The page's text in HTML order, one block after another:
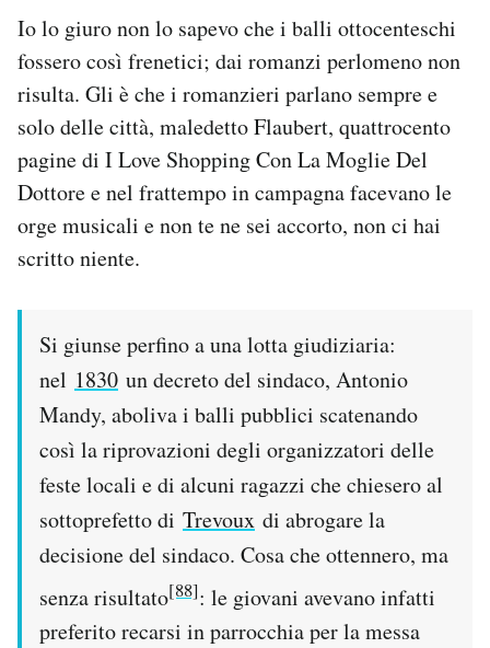
Io lo giuro non lo sapevo che i balli ottocenteschi
fossero così frenetici; dai romanzi perlomeno non
risulta. Gli è che i romanzieri parlano sempre e
solo delle città, maledetto Flaubert, quattrocento
pagine di I Love Shopping Con La Moglie Del
Dottore e nel frattempo in campagna facevano le
orge musicali e non te ne sei accorto, non ci hai
scritto niente.
Si giunse perfino a una lotta giudiziaria:
nel 1830 un decreto del sindaco, Antonio
Mandy, aboliva i balli pubblici scatenando
così la riprovazioni degli organizzatori delle
feste locali e di alcuni ragazzi che chiesero al
sottoprefetto di Trevoux di abrogare la
decisione del sindaco. Cosa che ottennero, ma
senza risultato[88]: le giovani avevano infatti
preferito recarsi in parrocchia per la messa